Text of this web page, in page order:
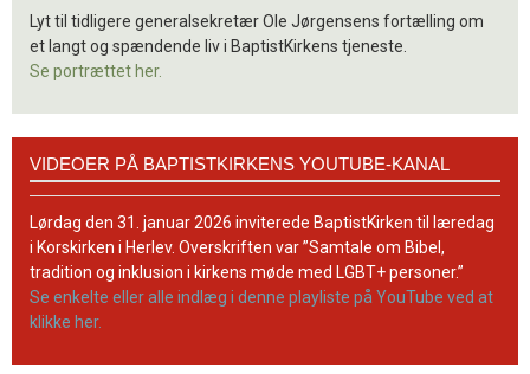
Lyt til tidligere generalsekretær Ole Jørgensens fortælling om
et langt og spændende liv i BaptistKirkens tjeneste.
Se portrættet her.
BaptistKirkens
YouTube-
kanal
VIDEOER PÅ BAPTISTKIRKENS YOUTUBE-KANAL
Lørdag den 31. januar 2026 inviterede BaptistKirken til læredag
i Korskirken i Herlev. Overskriften var ”Samtale om Bibel,
tradition og inklusion i kirkens møde med LGBT+ personer.”
Se enkelte eller alle indlæg i denne playliste på YouTube ved at
klikke her.